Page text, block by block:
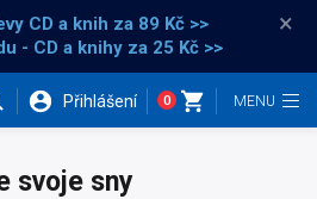
CD a knih za 89 Kč >>
- CD a knihy za 25 Kč >>
×
Přihlášení 0
svoje sny